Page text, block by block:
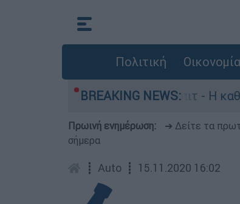
Πολιτική Οικονομία
BREAKING NEWS:
Γουίλιαμ Όρμπιτ - Η
Πρωινή ενημέρωση: ➔ Δείτε τα
σήμερα
┋ Auto ┋ 15.11.2020 16:02